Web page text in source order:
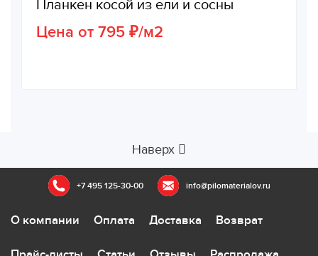
Планкен косой из ели и сосны
Цена от 795 ₽/м2
Наверх
+7 495 125-30-00 info@pilomaterialov.ru
О компании Оплата Доставка Возврат